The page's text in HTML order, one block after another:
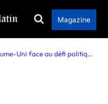
Magazine
au défi politique d’un retour progressif au sein de l’UE